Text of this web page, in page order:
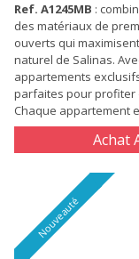
Ref. A1245MB :
des matériaux de
ouverts qui
naturel de Salinas.
appartements
parfaites pour profiter
Chaque appartement
Achat
Nouveauté